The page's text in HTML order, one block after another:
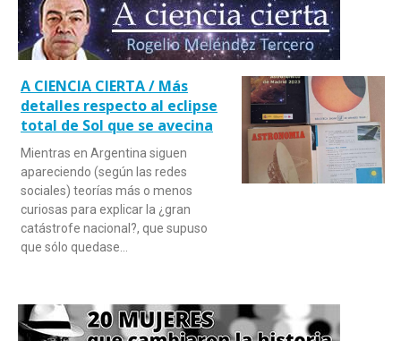
A CIENCIA CIERTA / Más
detalles respecto al eclipse
total de Sol que se avecina
Mientras en Argentina siguen
apareciendo (según las redes
sociales) teorías más o menos
curiosas para explicar la ¿gran
catástrofe nacional?, que supuso
que sólo quedase…